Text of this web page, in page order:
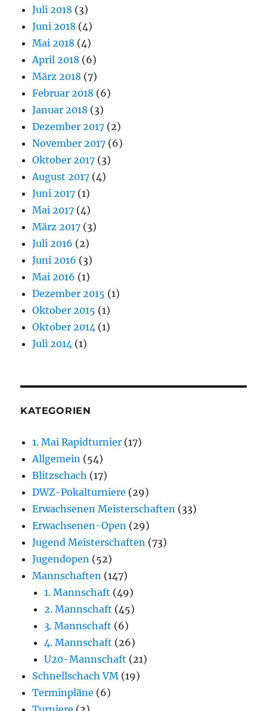
Juli 2018 (3)
Juni 2018 (4)
Mai 2018 (4)
April 2018 (6)
März 2018 (7)
Februar 2018 (6)
Januar 2018 (3)
Dezember 2017 (2)
November 2017 (6)
Oktober 2017 (3)
August 2017 (4)
Juni 2017 (1)
Mai 2017 (4)
März 2017 (3)
Juli 2016 (2)
Juni 2016 (3)
Mai 2016 (1)
Dezember 2015 (1)
Oktober 2015 (1)
Oktober 2014 (1)
Juli 2014 (1)
KATEGORIEN
1. Mai Rapidturnier (17)
Allgemein (54)
Blitzschach (17)
DWZ-Pokalturniere (29)
Erwachsenen Meisterschaften (33)
Erwachsenen-Open (29)
Jugend Meisterschaften (73)
Jugendopen (52)
Mannschaften (147)
1. Mannschaft (49)
2. Mannschaft (45)
3. Mannschaft (6)
4. Mannschaft (26)
U20-Mannschaft (21)
Schnellschach VM (19)
Terminpläne (6)